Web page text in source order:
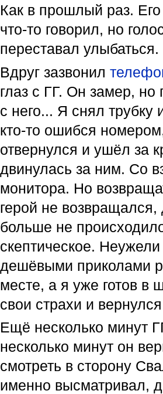
Как в прошлый раз.
что-то говорил, но
переставал
Вдруг зазвонил
глаз с ГГ. Он замер,
с него... Я снял трубку
кто-то ошибся
отвернулся и ушёл за
двинулась за ним. Со
монитора. Но
герой не
больше не
скептическое. Неужели
дешёвыми приколами
месте, а я уже готов в
свои страхи и
Ещё несколько минут
несколько минут он
смотреть в сторону
именно высматривал,